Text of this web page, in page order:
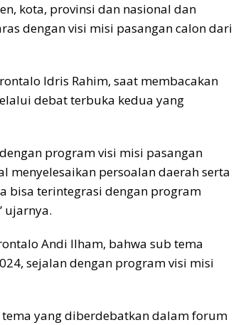
kota, provinsi dan nasional dan
dengan visi misi pasangan calon dari
Idris Rahim, saat membacakan
debat terbuka kedua yang
program visi misi pasangan
menyelesaikan persoalan daerah serta
bisa terintegrasi dengan program
ujarnya.
Andi Ilham, bahwa sub tema
sejalan dengan program visi misi
yang diberdebatkan dalam forum